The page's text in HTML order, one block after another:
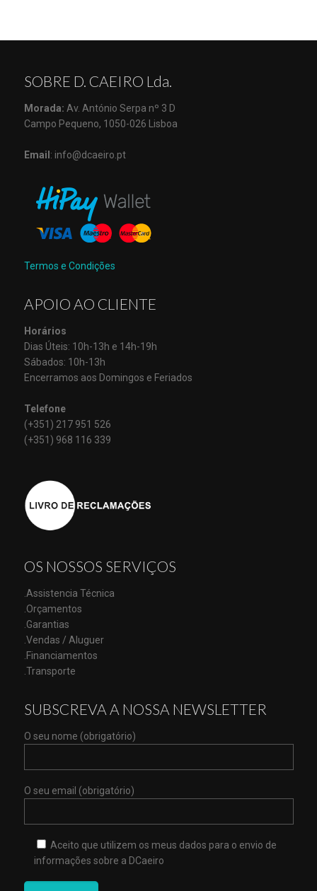
SOBRE D. CAEIRO Lda.
Morada: Av. António Serpa nº 3 D
Campo Pequeno, 1050-026 Lisboa
Email : info@dcaeiro.pt
Termos e Condições
APOIO AO CLIENTE
Horários
Dias Úteis: 10h-13h e 14h-19h
Sábados: 10h-13h
Encerramos aos Domingos e Feriados
Telefone
(+351) 217 951 526
(+351) 968 116 339
OS NOSSOS SERVIÇOS
.Assistencia Técnica
.Orçamentos
.Garantias
.Vendas / Aluguer
.Financiamentos
.Transporte
SUBSCREVA A NOSSA NEWSLETTER
O seu nome (obrigatório)
O seu email (obrigatório)
Aceito que utilizem os meus dados para o envio de
informações sobre a DCaeiro